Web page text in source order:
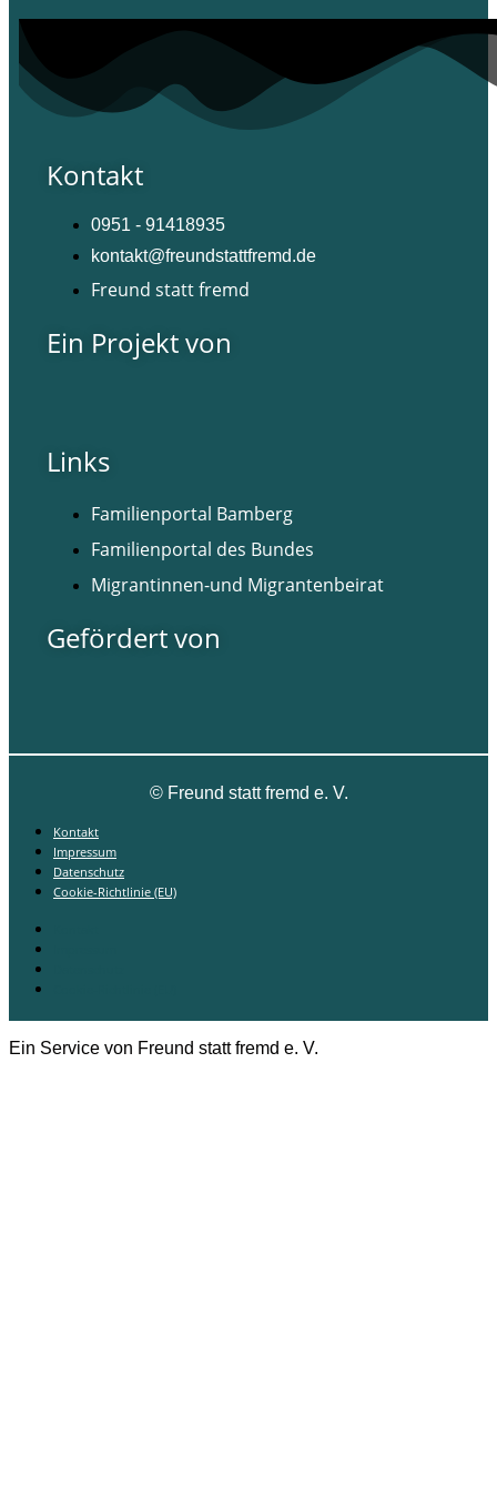
Kontakt
0951 - 91418935
kontakt@freundstattfremd.de
Freund statt fremd
Ein Projekt von
Links
Familienportal Bamberg
Familienportal des Bundes
Migrantinnen-und Migrantenbeirat
Gefördert von
©Freund statt fremd e. V.
Kontakt
Impressum
Datenschutz
Cookie-Richtlinie (EU)
Ein Service von Freund statt fremd e. V.